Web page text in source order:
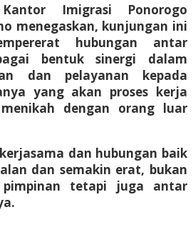
Imigrasi Ponorogo
menegaskan, kunjungan ini
hubungan antar
bentuk sinergi dalam
dan pelayanan kepada
yang akan proses kerja
dengan orang luar
dan hubungan baik
dan semakin erat, bukan
tetapi juga antar